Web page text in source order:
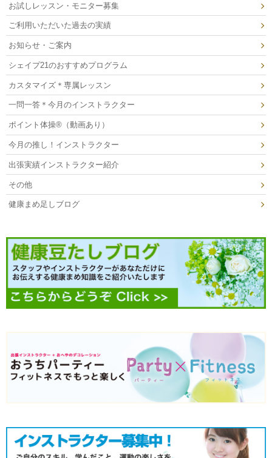
お試しレッスン・モニター募集
ご利用いただいた過去の実績
お知らせ・ご案内
シェイプ21のおすすめプログラム
カスタマイズ＊専属レッスン
一問一答＊今月のインストラクター
ポイント体操®（動画あり）
今月の推し！インストラクター
出張実績インストラクター紹介
その他
健康まめ足しブログ